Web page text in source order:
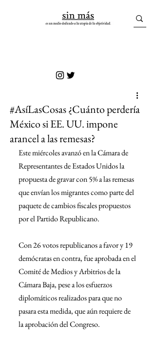
#AsíLasCosas ¿Cuánto perdería
México si EE. UU. impone
arancel a las remesas?
Este miércoles avanzó en la Cámara de
Representantes de Estados Unidos la
propuesta de gravar con 5% a las remesas
que envían los migrantes como parte del
paquete de cambios fiscales propuestos
por el Partido Republicano.
Con 26 votos republicanos a favor y 19
demócratas en contra, fue aprobada en el
Comité de Medios y Arbitrios de la
Cámara Baja, pese a los esfuerzos
diplomáticos realizados para que no
pasara esta medida, que aún requiere de
la aprobación del Congreso.